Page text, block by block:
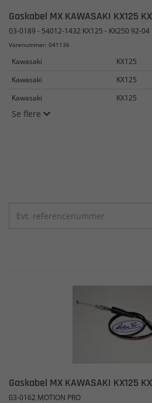
Gaskabel MX KAWASAKI KX125
03-0189 - 54012-1432 KX125 - KX250 92-04
Varenummer: 041136
Kawasaki KX125
Kawasaki
KX125
Kawasaki
KX125
Se flere
Gaskabel MX KAWASAKI KX125
03-0162 MOTION PRO